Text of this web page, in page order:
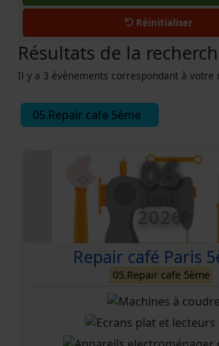
Réinitialiser
Résultats de la
Il y a 3 évènements correspondant à votre
05.Repair cafe 5ème
06
2026
Repair café Paris
05.Repair cafe 5ème